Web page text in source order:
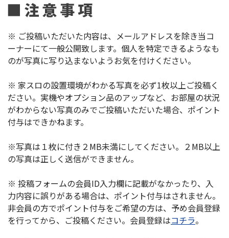
※ ご投稿いただいた内容は、メールアドレスを除き当コ
ーナーにて一般公開致します。個人を特定できるようなも
のが写真に写り込まないようお気を付けください。
※ 家スロの設置環境がわかる写真を必ず1枚以上ご投稿く
ださい。実機やオプション品のアップなど、お部屋の状況
がわからない写真のみでご投稿いただいた場合、ポイント
付与はできかねます。
※写真は１枚に付き２MB未満にしてください。２MB以上
の写真は正しく送信ができません。
※ 投稿フォームの会員ID入力欄に記載がなかったり、入
力内容に誤りがある場合は、ポイント付与はされません。
非会員の方でポイント付与をご希望の方は、予め会員登録
を行ってから、ご投稿ください。会員登録はコチラ。